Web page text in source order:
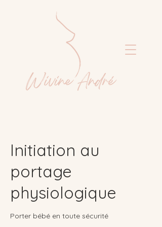
Initiation au
portage
physiologique
Porter bébé en toute sécurité